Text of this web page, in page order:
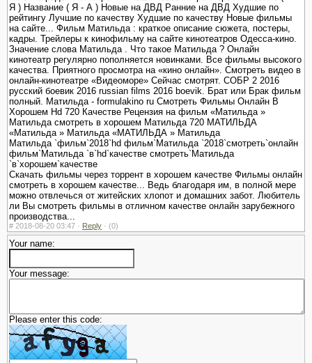
Я ) Название ( Я - А ) Новые на ДВД Ранние на ДВД Худшие по
рейтингу Лучшие по качеству Худшие по качеству Новые фильмы
на сайте... Фильм Матильда : краткое описание сюжета, постеры,
кадры. Трейлеры к кинофильму на сайте кинотеатров Одесса-кино.
Значение слова Матильда . Что такое Матильда ? Онлайн
кинотеатр регулярно пополняется новинками. Все фильмы высокого
качества. Приятного просмотра на «кино онлайн». Смотреть видео в
онлайн-кинотеатре «Видеоморе» Сейчас смотрят. СОБР 2 2016
русский боевик 2016 russian films 2016 boevik. Брат или Брак фильм
полный. Матильда - formulakino ru Смотреть Фильмы Онлайн В
Хорошем Hd 720 Качестве Рецензия на фильм «Матильда »
Матильда смотреть в хорошем Матильда 720 МАТИЛЬДА
«Матильда » Матильда «МАТИЛЬДА » Матильда
Матильда `фильм`2018`hd фильм`Матильда `2018`смотреть`онлайн
фильм`Матильда `в`hd`качестве смотреть`Матильда
`в`хорошем`качестве
Скачать фильмы через торрент в хорошем качестве Фильмы онлайн
смотреть в хорошем качестве... Ведь благодаря им, в полной мере
можно отвлечься от житейских хлопот и домашних забот. Любитель
ли Вы смотреть фильмы в отличном качестве онлайн зарубежного
производства...
# 2018-08-20 03:47 · Reply · (0)
Your name:
Your message:
Please enter this code: